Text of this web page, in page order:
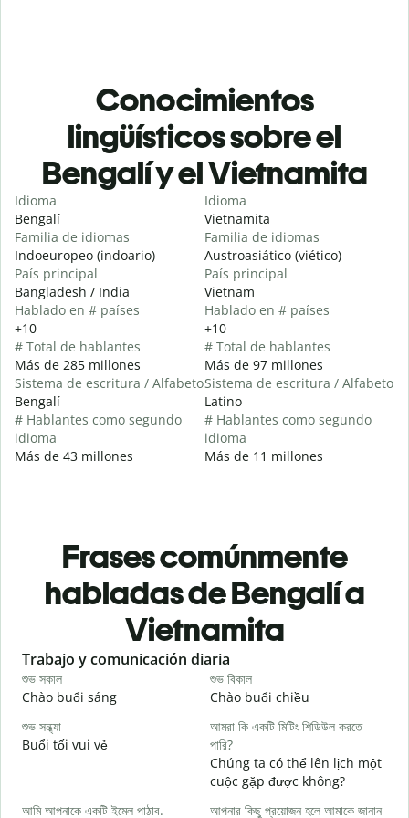
Conocimientos
lingüísticos sobre el
Bengalí y el Vietnamita
Idioma
Bengalí
Familia de idiomas
Indoeuropeo (indoario)
País principal
Bangladesh / India
Hablado en # países
+10
# Total de hablantes
Más de 285 millones
Sistema de escritura / Alfabeto
Bengalí
# Hablantes como segundo
idioma
Más de 43 millones
Idioma
Vietnamita
Familia de idiomas
Austroasiático (viético)
País principal
Vietnam
Hablado en # países
+10
# Total de hablantes
Más de 97 millones
Sistema de escritura / Alfabeto
Latino
# Hablantes como segundo
idioma
Más de 11 millones
Frases comúnmente
habladas de Bengalí a
Vietnamita
Slide 1 of 6
Trabajo y comunicación diaria
শুভ সকাল
Chào buổi sáng
শুভ বিকাল
Chào buổi chiều
শুভ সন্ধ্যা
Buổi tối vui vẻ
আমরা কি একটি মিটিং শিডিউল করতে
পারি?
Chúng ta có thể lên lịch một
cuộc gặp được không?
আমি আপনাকে একটি ইমেল পাঠাব.
আপনার কিছু প্রয়োজন হলে আমাকে জানান